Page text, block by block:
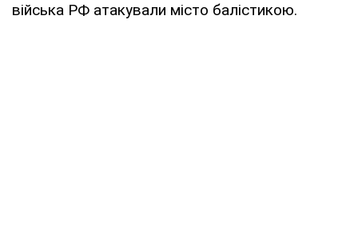
війська РФ атакували місто балістикою.